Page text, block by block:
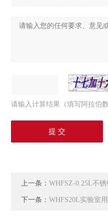
请输入计算结果（填写阿拉伯
上一条：WHFSZ-0.25L不
下一条：WHFS20L实验室